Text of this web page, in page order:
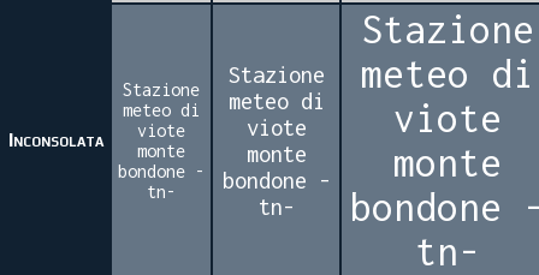
Inconsolata
Stazione
meteo di
viote
monte
bondone -
tn-
Stazione
meteo di
viote
monte
bondone -
tn-
Stazione
meteo di
viote
monte
bondone
tn-